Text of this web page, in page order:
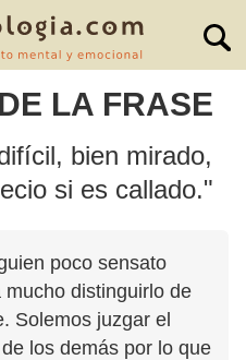
LA FRASE
bien mirado,
si es callado."
poco sensato
distinguirlo de
Solemos juzgar el
los demás por lo que